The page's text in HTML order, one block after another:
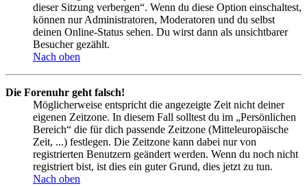
dieser Sitzung verbergen“. Wenn du diese Option einschaltest,
können nur Administratoren, Moderatoren und du selbst
deinen Online-Status sehen. Du wirst dann als unsichtbarer
Besucher gezählt.
Nach oben
Die Forenuhr geht falsch!
Möglicherweise entspricht die angezeigte Zeit nicht deiner
eigenen Zeitzone. In diesem Fall solltest du im „Persönlichen
Bereich“ die für dich passende Zeitzone (Mitteleuropäische
Zeit, ...) festlegen. Die Zeitzone kann dabei nur von
registrierten Benutzern geändert werden. Wenn du noch nicht
registriert bist, ist dies ein guter Grund, dies jetzt zu tun.
Nach oben